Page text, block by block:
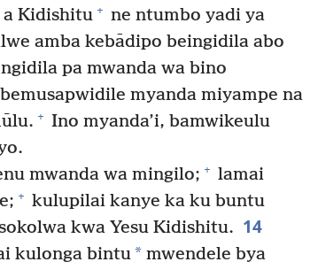
a Kidishitu + ne ntumbo yadi ya
amba kebādipo beingidila abo
pa mwanda wa bino
myanda miyampe na
+ Ino myanda’i, bamwikeulu
mwanda wa mingilo; + lamai
+ kulupilai kanye ka ku buntu
kwa Yesu Kidishitu. 14
kulonga bintu* mwendele bya